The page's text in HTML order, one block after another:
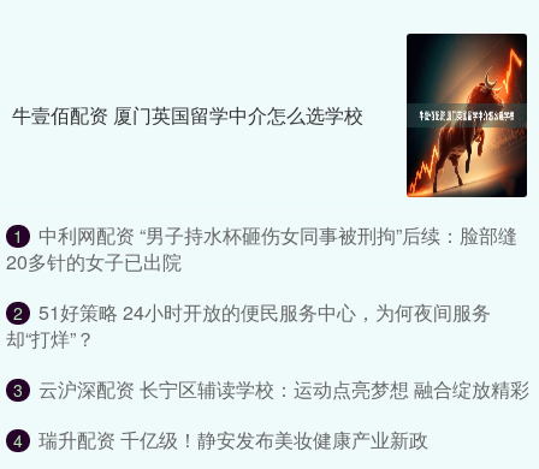
牛壹佰配资 厦门英国留学中介怎么选学校
1
中利网配资 “男子持水杯砸伤女同事被刑拘”后续：脸部缝
20多针的女子已出院
2
51好策略 24小时开放的便民服务中心，为何夜间服务
却“打烊”？
3 云沪深配资 长宁区辅读学校：运动点亮梦想 融合绽放精彩
4 瑞升配资 千亿级！静安发布美妆健康产业新政